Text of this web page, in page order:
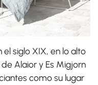
siglo XIX, en lo alto
Alaior y Es Migjorn
como su lugar